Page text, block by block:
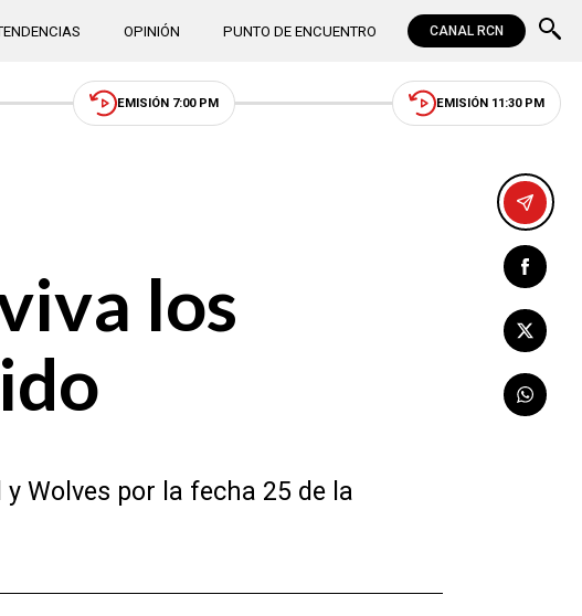
OPINIÓN PUNTO DE ENCUENTRO CANAL RCN
EMISIÓN 7:00 PM EMISIÓN 11:30 PM
los
Wolves por la fecha 25 de la